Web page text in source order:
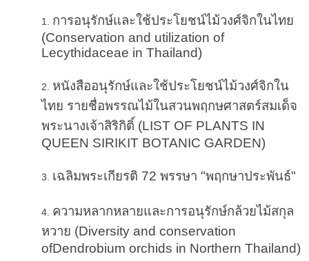
การอนุรักษ์และใช้ประโยชน์ไม้วงศ์จิกในไทย
(Conservation and utilization of
Lecythidaceae in Thailand)
หนังสืออนุรักษ์และใช้ประโยชน์ไม้วงศ์จิกใน
ไทย รายชื่อพรรณไม้ในสวนพฤกษศาสตร์สมเด็จ
พระนางเจ้าสิริกิติ์ (LIST OF PLANTS IN
QUEEN SIRIKIT BOTANIC GARDEN)
เฉลิมพระเกียรติ 72 พรรษา "พฤกษาประพันธ์"
ความหลากหลายและการอนุรักษ์กล้วยไม้สกุล
หวาย (Diversity and conservation
ofDendrobium orchids in Northern Thailand)